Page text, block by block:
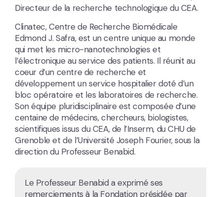
Directeur de la recherche technologique du CEA.
Clinatec, Centre de Recherche Biomédicale
Edmond J. Safra, est un centre unique au monde
qui met les micro-nanotechnologies et
l’électronique au service des patients. Il réunit au
coeur d’un centre de recherche et
développement un service hospitalier doté d’un
bloc opératoire et les laboratoires de recherche.
Son équipe pluridisciplinaire est composée d’une
centaine de médecins, chercheurs, biologistes,
scientifiques issus du CEA, de l’Inserm, du CHU de
Grenoble et de l’Université Joseph Fourier, sous la
direction du Professeur Benabid.
Le Professeur Benabid a exprimé ses
remerciements à la Fondation présidée par